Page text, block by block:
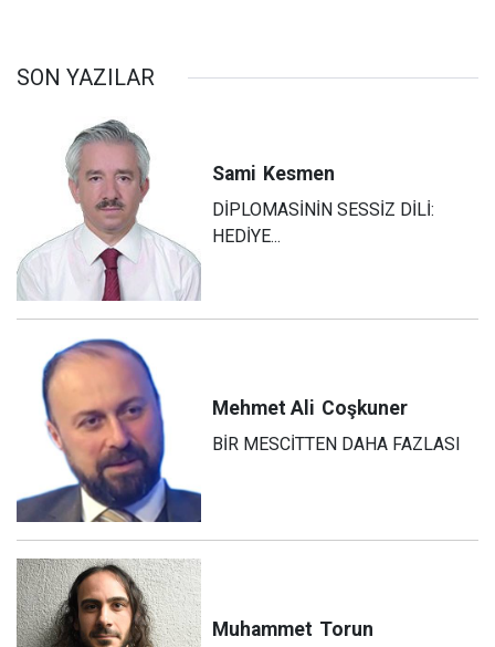
SON YAZILAR
Sami Kesmen
DİPLOMASİNİN SESSİZ DİLİ:
HEDİYE...
Mehmet Ali Coşkuner
BİR MESCİTTEN DAHA FAZLASI
Muhammet Torun